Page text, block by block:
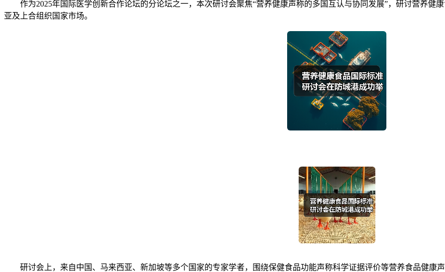
作为2025年国际医学创新合作论坛的分论坛之一，本次研讨会聚焦“营养健康声称的多国互认与协同发展”，研讨营养健
亚及上合组织国家市场。
研讨会上，来自中国、马来西亚、新加坡等多个国家的专家学者，围绕保健食品功能声称科学证据评价等营养食品健康